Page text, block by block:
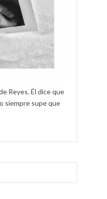
Reyes. Él dice que
siempre supe que